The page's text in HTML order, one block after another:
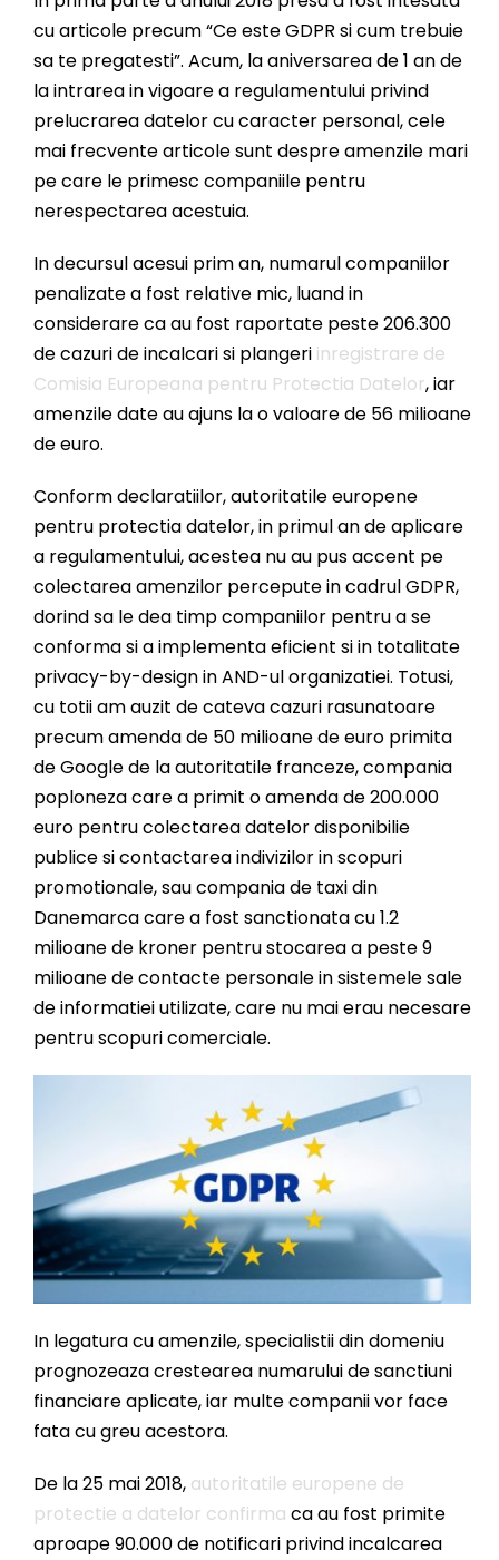
cu articole precum “Ce este GDPR si cum trebuie
sa te pregatesti”. Acum, la aniversarea de 1 an de
la intrarea in vigoare a regulamentului privind
prelucrarea datelor cu caracter personal, cele
mai frecvente articole sunt despre amenzile mari
pe care le primesc companiile pentru
nerespectarea acestuia.
In decursul acesui prim an, numarul companiilor
penalizate a fost relative mic, luand in
considerare ca au fost raportate peste 206.300
de cazuri de incalcari si plangeri inregistrare de
Comisia Europeana pentru Protectia Datelor, iar
amenzile date au ajuns la o valoare de 56 milioane
de euro.
Conform declaratiilor, autoritatile europene
pentru protectia datelor, in primul an de aplicare
a regulamentului, acestea nu au pus accent pe
colectarea amenzilor percepute in cadrul GDPR,
dorind sa le dea timp companiilor pentru a se
conforma si a implementa eficient si in totalitate
privacy-by-design in AND-ul organizatiei. Totusi,
cu totii am auzit de cateva cazuri rasunatoare
precum amenda de 50 milioane de euro primita
de Google de la autoritatile franceze, compania
poploneza care a primit o amenda de 200.000
euro pentru colectarea datelor disponibilie
publice si contactarea indivizilor in scopuri
promotionale, sau compania de taxi din
Danemarca care a fost sanctionata cu 1.2
milioane de kroner pentru stocarea a peste 9
milioane de contacte personale in sistemele sale
de informatiei utilizate, care nu mai erau necesare
pentru scopuri comerciale.
In legatura cu amenzile, specialistii din domeniu
prognozeaza crestearea numarului de sanctiuni
financiare aplicate, iar multe companii vor face
fata cu greu acestora.
De la 25 mai 2018, autoritatile europene de
protectie a datelor confirma ca au fost primite
aproape 90.000 de notificari privind incalcarea